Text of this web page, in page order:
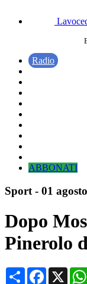
Radio
ABBONATI
Sport - 01
Dopo
Pinerolo
CondividiFacebook
X